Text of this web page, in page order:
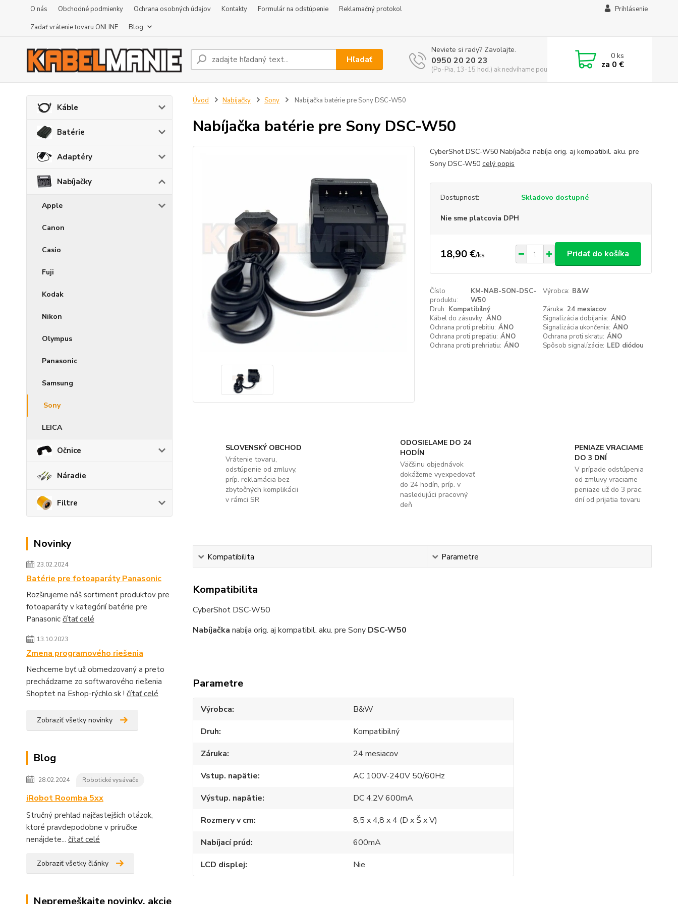
O nás Obchodné podmienky Ochrana osobných údajov Kontakty Formulár na odstúpenie
Reklamačný protokol
Zadať vrátenie tovaru ONLINE
Blog
Prihlásenie
Hľadať
Neviete si rady? Zavolajte.
0950 20 20 23
(Po-Pia, 13-15 hod.) ak nedvíhame použite CHATBOX
0ks
za 0 €
Káble
Batérie
Adaptéry
Nabíjačky
Apple
Canon
Casio
Fuji
Kodak
Nikon
Olympus
Panasonic
Samsung
Sony
LEICA
Očnice
Náradie
Filtre
Novinky
23.02.2024
Batérie pre fotoaparáty Panasonic
Rozširujeme náš sortiment produktov pre
fotoaparáty v kategórií batérie pre
Panasonic čítať celé
13.10.2023
Zmena programového riešenia
Nechceme byť už obmedzovaný a preto
prechádzame zo softwarového riešenia
Shoptet na Eshop-rýchlo.sk ! čítať celé
Zobraziť všetky novinky
Blog
28.02.2024 Robotické vysávače
iRobot Roomba 5xx
Stručný prehľad najčastejších otázok,
ktoré pravdepodobne v príručke
nenájdete... čítať celé
Zobraziť všetky články
Úvod Nabíjačky Sony Nabíjačka batérie pre Sony DSC-W50
Nabíjačka batérie pre Sony DSC-W50
CyberShot DSC-W50 Nabíjačka nabíja orig. aj kompatibil. aku. pre
Sony DSC-W50 celý popis
Dostupnosť: Skladovo dostupné
Nie sme platcovia DPH
18,90 €/ks Pridať do košíka
Číslo
produktu:
KM-NAB-SON-DSC-
W50
Výrobca: B&W
Druh: Kompatibilný Záruka: 24 mesiacov
Kábel do zásuvky: ÁNO Signalizácia dobíjania: ÁNO
Ochrana proti prebitiu: ÁNO Signalizácia ukončenia: ÁNO
Ochrana proti prepätiu: ÁNO Ochrana proti skratu: ÁNO
Ochrana proti prehriatiu: ÁNO Spôsob signalízácie: LED diódou
SLOVENSKÝ OBCHOD
Vrátenie tovaru,
odstúpenie od zmluvy,
príp. reklamácia bez
zbytočných komplikácii
v rámci SR
ODOSIELAME DO 24
HODÍN
Väčšinu objednávok
dokážeme vyexpedovať
do 24 hodín, príp. v
nasledujúci pracovný
deň
PENIAZE VRACIAME
DO 3 DNÍ
V prípade odstúpenia
od zmluvy vraciame
peniaze už do 3 prac.
dní od prijatia tovaru
Kompatibilita Parametre
Kompatibilita
CyberShot DSC-W50
Nabíjačka nabíja orig. aj kompatibil. aku. pre Sony DSC-W50
Parametre
Výrobca
B&W
Druh
Kompatibilný
Záruka
24 mesiacov
Vstup. napätie
AC 100V-240V 50/60Hz
Výstup. napätie
DC 4.2V 600mA
Rozmery v cm
8,5 x 4,8 x 4 (D x Š x V)
Nabíjací prúd
600mA
LCD displej
Nie